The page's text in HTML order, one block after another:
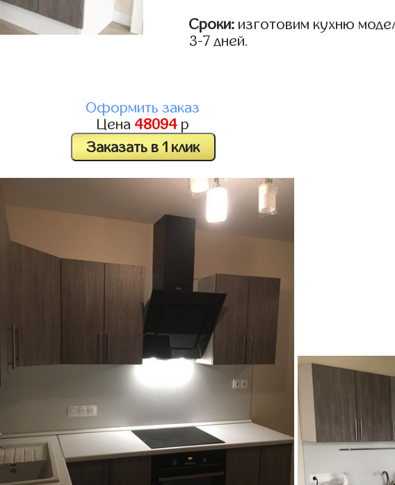
Сроки: изготовим кухню
3-7 дней.
Оформить заказ
Цена 48094 р
Заказать в 1 клик